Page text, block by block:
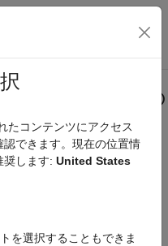
ゲーション メ
タスクの
クと関連するコード
します。
たコンテンツにアクセス
できます。現在の位置情
奨します: United States
を選択することもできま